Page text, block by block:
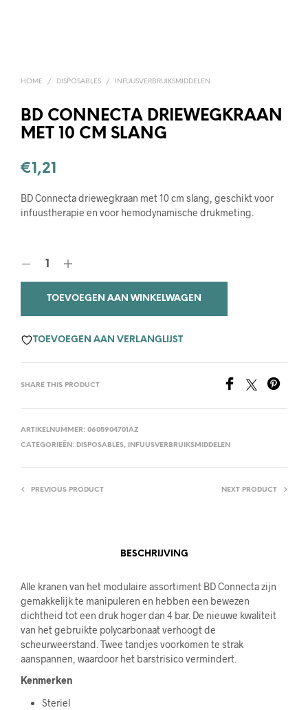
HOME / DISPOSABLES / INFUUSVERBRUIKSMIDDELEN
BD CONNECTA DRIEWEGKRAAN
MET 10 CM SLANG
€1,21
BD Connecta driewegkraan met 10 cm slang, geschikt voor
infuustherapie en voor hemodynamische drukmeting.
TOEVOEGEN AAN WINKELWAGEN
TOEVOEGEN AAN VERLANGLIJST
SHARE THIS PRODUCT
ARTIKELNUMMER: 0605904701AZ
CATEGORIEËN: DISPOSABLES, INFUUSVERBRUIKSMIDDELEN
PREVIOUS PRODUCT NEXT PRODUCT
BESCHRIJVING
Alle kranen van het modulaire assortiment BD Connecta zijn
gemakkelijk te manipuleren en hebben een bewezen
dichtheid tot een druk hoger dan 4 bar. De nieuwe kwaliteit
van het gebruikte polycarbonaat verhoogt de
scheurweerstand. Twee tandjes voorkomen te strak
aanspannen, waardoor het barstrisico vermindert.
Kenmerken
Steriel